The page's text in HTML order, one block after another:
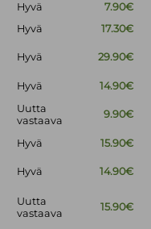
Hyvä
7.90€
Hyvä
17.30€
Hyvä 29.90€
Hyvä
14.90€
Uutta
vastaava
9.90€
Hyvä
15.90€
Hyvä 14.90€
Uutta
vastaava
15.90€